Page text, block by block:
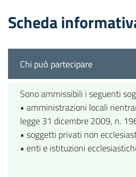
Scheda
Chi può partecipare
Sono ammissibili i seguenti
• amministrazioni locali
legge 31 dicembre 2009, n.
• soggetti privati non
• enti e istituzioni